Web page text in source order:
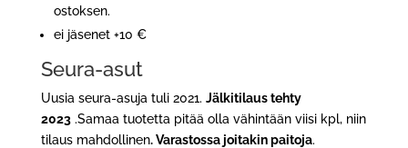
ostoksen.
ei jäsenet +10 €
Seura-asut
Uusia seura-asuja tuli 2021. Jälkitilaus tehty
2023.Samaa tuotetta pitää olla vähintään viisi kpl, niin
tilaus mahdollinen. Varastossa joitakin paitoja.